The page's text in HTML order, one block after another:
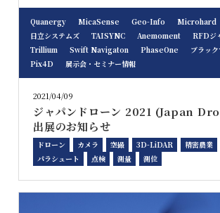
Quanergy MicaSense Geo-Info Microhard
日立システムズ
TAISYNC Anemoment RFDジ
Trillium
Swift Navigaton PhaseOne
ブラッ
Pix4D
展示会・セミナー情報
2021/04/09
ジャパンドローン 2021 (Japan
出展のお知らせ
ドローン カメラ 空撮 3D-LiDAR 精密農業
パラシュート
点検 測量 測位